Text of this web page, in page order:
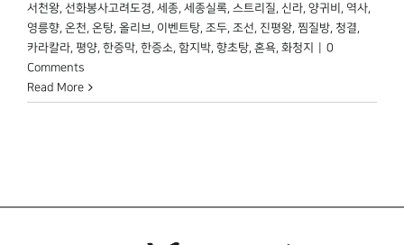
서천왕, 선화봉사고려도경, 세종, 세종실록, 스트리질, 신라, 양귀비 , 역사,
영릉향, 온천, 온탕, 올리브, 이벤트탕, 조두, 조선, 진평왕, 찜질방, 청결,
카라칼라, 평양, 한증막, 한증소, 함지박, 향초탕, 혼욕, 화청지
0
Comments
Read More